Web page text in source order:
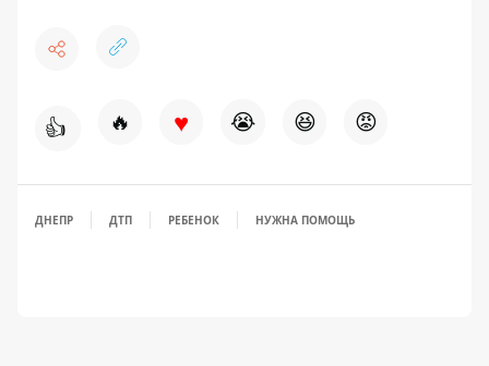
👍 🔥 ♥ 😭 😆 😡
ДНЕПР ДТП РЕБЕНОК НУЖНА ПОМОЩЬ